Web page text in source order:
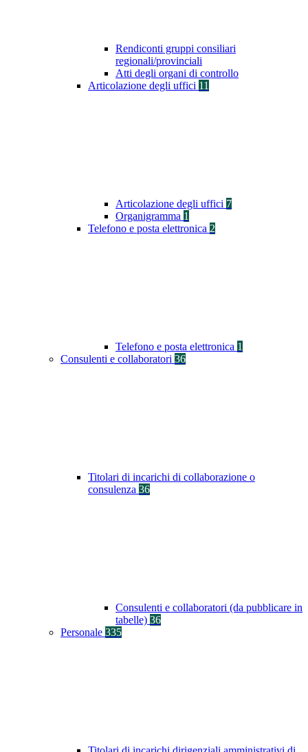
Rendiconti gruppi consiliari
regionali/provinciali
Atti degli organi di controllo
Articolazione degli uffici 11
Articolazione degli uffici 7
Organigramma 1
Telefono e posta elettronica 2
Telefono e posta elettronica 1
Consulenti e collaboratori 36
Titolari di incarichi di collaborazione o
consulenza 36
Consulenti e collaboratori (da pubblicare in
tabelle) 36
Personale 335